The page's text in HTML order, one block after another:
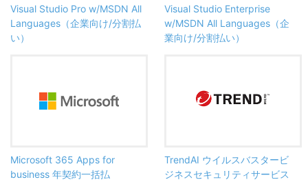
Visual Studio Pro w/MSDN All
Languages（企業向け/分割払
い）
Visual Studio Enterprise
w/MSDN All Languages（企
業向け/分割払い）
Microsoft 365 Apps for
business 年契約一括払
TrendAI ウイルスバスタービ
ジネスセキュリティサービス